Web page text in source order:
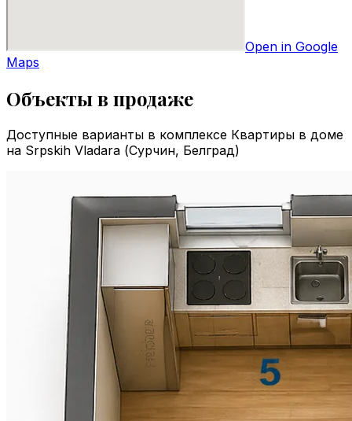
Open in Google
Maps
Объекты в продаже
Доступные варианты в комплексе Квартиры в доме
на Srpskih Vladara (Сурчин, Белград)